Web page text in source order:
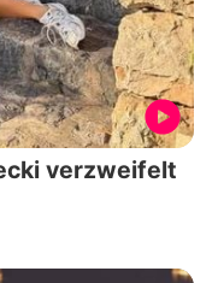
verzweifelt